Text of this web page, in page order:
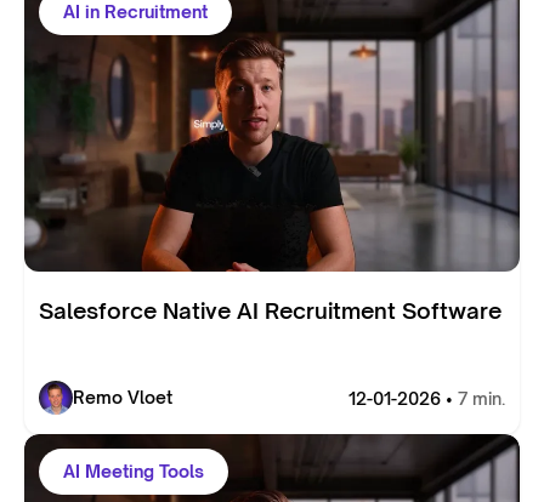
AI in Recruitment
Salesforce Native AI Recruitment Software
Remo Vloet 12-01-2026 • 7 min.
AI Meeting Tools